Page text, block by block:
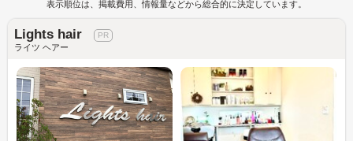
表示順位は、掲載費用、情報量などから総合的に決定しています。
Lights hair
ライツ ヘアー